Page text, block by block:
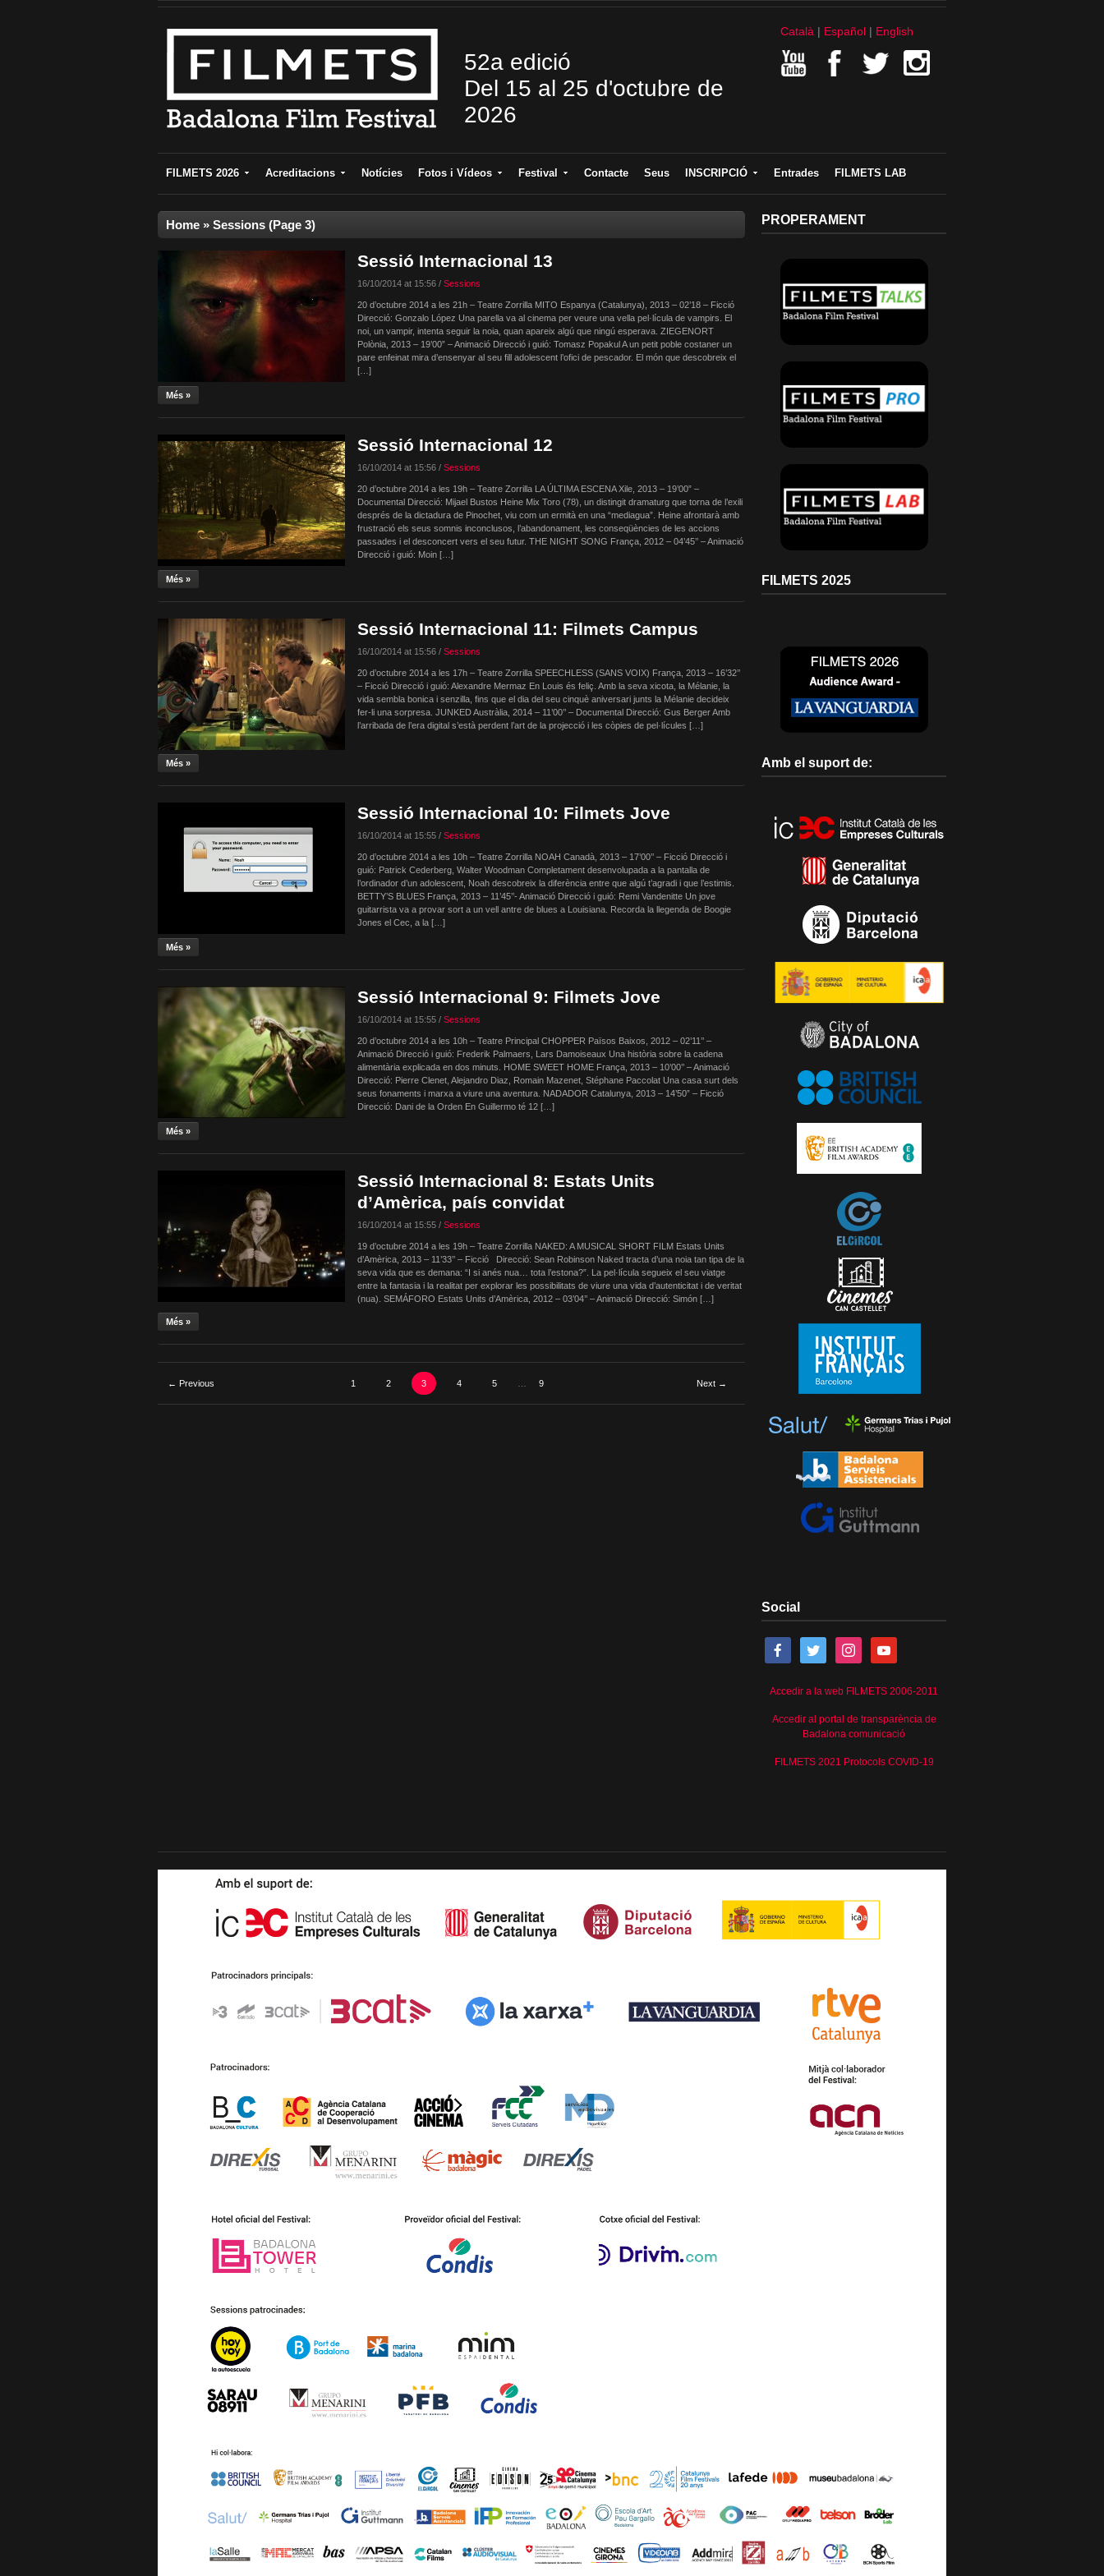
52a edició
Del 15 al 25 d'octubre de
2026
Català Español English
FILMETS 2026 Acreditacions Notícies Fotos i Vídeos Festival Contacte Seus INSCRIPCIÓ Entrades FILMETS LAB
Home » Sessions (Page 3)
Sessió Internacional 13
16/10/2014 at 15:56 / Sessions
20 d’octubre 2014 a les 21h – Teatre Zorrilla MITO Espanya (Catalunya), 2013 – 02’18 – Ficció
Direcció: Gonzalo López Una parella va al cinema per veure una vella pel·lícula de vampirs. El
noi, un vampir, intenta seguir la noia, quan apareix algú que ningú esperava. ZIEGENORT
Polònia, 2013 – 19’00” – Animació Direcció i guió: Tomasz Popakul A un petit poble costaner un
pare enfeinat mira d’ensenyar al seu fill adolescent l’ofici de pescador. El món que descobreix el
[…]
Més »
Sessió Internacional 12
16/10/2014 at 15:56 / Sessions
20 d’octubre 2014 a les 19h – Teatre Zorrilla LA ÚLTIMA ESCENA Xile, 2013 – 19’00” –
Documental Direcció: Mijael Bustos Heine Mix Toro (78), un distingit dramaturg que torna de l’exili
després de la dictadura de Pinochet, viu com un ermità en una “mediagua”. Heine afrontarà amb
frustració els seus somnis inconclusos, l’abandonament, les conseqüències de les accions
passades i el desconcert vers el seu futur. THE NIGHT SONG França, 2012 – 04’45’’ – Animació
Direcció i guió: Moin […]
Més »
Sessió Internacional 11: Filmets Campus
16/10/2014 at 15:56 / Sessions
20 d’octubre 2014 a les 17h – Teatre Zorrilla SPEECHLESS (SANS VOIX) França, 2013 – 16’32’’
– Ficció Direcció i guió: Alexandre Mermaz En Louis és feliç. Amb la seva xicota, la Mélanie, la
vida sembla bonica i senzilla, fins que el dia del seu cinquè aniversari junts la Mélanie decideix
fer-li una sorpresa. JUNKED Austràlia, 2014 – 11’00’’ – Documental Direcció: Gus Berger Amb
l’arribada de l’era digital s’està perdent l’art de la projecció i les còpies de pel·lícules […]
Més »
Sessió Internacional 10: Filmets Jove
16/10/2014 at 15:55 / Sessions
20 d’octubre 2014 a les 10h – Teatre Zorrilla NOAH Canadà, 2013 – 17’00’’ – Ficció Direcció i
guió: Patrick Cederberg, Walter Woodman Completament desenvolupada a la pantalla de
l’ordinador d’un adolescent, Noah descobreix la diferència entre que algú t’agradi i que l’estimis.
BETTY’S BLUES França, 2013 – 11’45’’- Animació Direcció i guió: Remi Vandenitte Un jove
guitarrista va a provar sort a un vell antre de blues a Louisiana. Recorda la llegenda de Boogie
Jones el Cec, a la […]
Més »
Sessió Internacional 9: Filmets Jove
16/10/2014 at 15:55 / Sessions
20 d’octubre 2014 a les 10h – Teatre Principal CHOPPER Països Baixos, 2012 – 02’11’’ –
Animació Direcció i guió: Frederik Palmaers, Lars Damoiseaux Una història sobre la cadena
alimentària explicada en dos minuts. HOME SWEET HOME França, 2013 – 10’00’’ – Animació
Direcció: Pierre Clenet, Alejandro Diaz, Romain Mazenet, Stéphane Paccolat Una casa surt dels
seus fonaments i marxa a viure una aventura. NADADOR Catalunya, 2013 – 14’50” – Ficció
Direcció: Dani de la Orden En Guillermo té 12 […]
Més »
Sessió Internacional 8: Estats Units
d’Amèrica, país convidat
16/10/2014 at 15:55 / Sessions
19 d’octubre 2014 a les 19h – Teatre Zorrilla NAKED: A MUSICAL SHORT FILM Estats Units
d’Amèrica, 2013 – 11’33’’ – Ficció Direcció: Sean Robinson Naked tracta d’una noia tan tipa de la
seva vida que es demana: “I si anés nua… tota l’estona?”. La pel·lícula segueix el seu viatge
entre la fantasia i la realitat per explorar les possibilitats de viure una vida d’autenticitat i de veritat
(nua). SEMÁFORO Estats Units d’Amèrica, 2012 – 03’04’’ – Animació Direcció: Simón […]
Més »
← Previous 1 2 3 4 5 9 Next →
PROPERAMENT
FILMETS 2025
Amb el suport de:
Social
Accedir a la web FILMETS 2006-2011
Accedir al portal de transparència de
Badalona comunicació
FILMETS 2021 Protocols COVID-19